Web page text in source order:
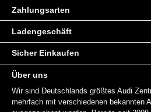
Zahlungsarten
Ladengeschäft
Sicher Einkaufen
Über uns
Wir sind Deutschlands größtes Audi
mehrfach mit verschiedenen bekannten